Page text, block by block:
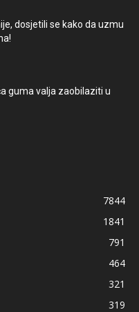
dosjetili se kako da uzmu
guma valja zaobilaziti u
7844
1841
791
464
321
319